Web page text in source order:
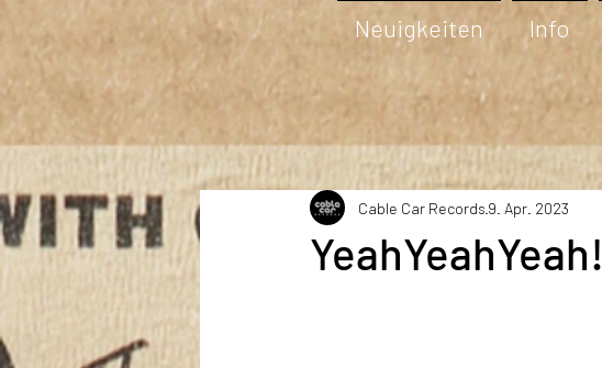
Neuigkeiten Info
YeahYeahYeah!
Cable Car Records 9. Apr. 2023